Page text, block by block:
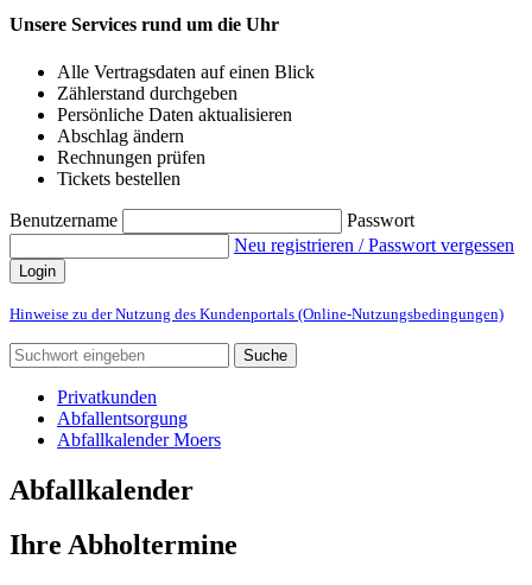
Unsere Services rund um die Uhr
Alle Vertragsdaten auf einen Blick
Zählerstand durchgeben
Persönliche Daten aktualisieren
Abschlag ändern
Rechnungen prüfen
Tickets bestellen
Benutzername
Passwort
Neu registrieren / Passwort vergessen
Login
Hinweise zu der Nutzung des Kundenportals (Online-Nutzungsbedingungen)
Suche
Privatkunden
Abfallentsorgung
Abfallkalender Moers
Abfallkalender
Ihre Abholtermine